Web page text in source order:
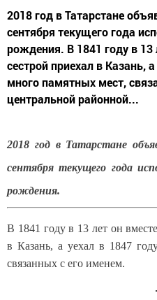
2018 год в Татарстане
сентября текущего года
рождения. В 1841 году в 13
сестрой приехал в Казань,
много памятных мест,
центральной районной...
2018 год в Татарстане
сентября текущего года
рождения.
В 1841 году в 13 лет он
в Казань, а уехал в 1847
связанных с его именем.